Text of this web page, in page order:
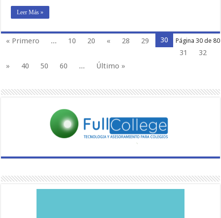
Leer Más »
Página 30 de 80
« Primero ... 10 20 « 28 29
30
31
32
»
40 50 60 ... Último »